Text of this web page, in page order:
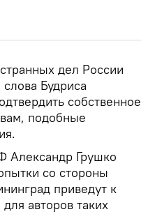
дел России
Будриса
собственное
подобные
Грушко
со стороны
приведут к
авторов таких